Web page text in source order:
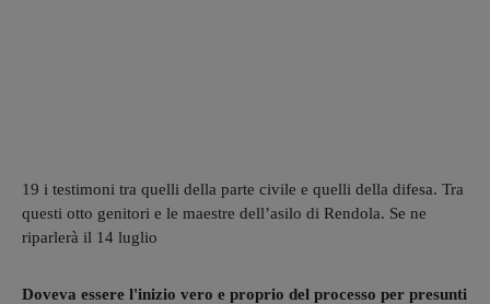
19 i testimoni tra quelli della parte civile e quelli della difesa. Tra
questi otto genitori e le maestre dell’asilo di Rendola. Se ne
riparlerà il 14 luglio
Doveva essere l'inizio vero e proprio del processo per presunti